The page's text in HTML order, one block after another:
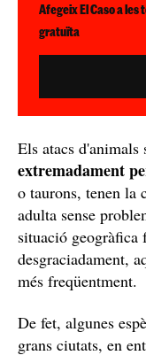
Afegeix El Caso a
gratuïta
Els atacs d'animals
extremadament
o taurons, tenen la
adulta sense
situació geogràfica
desgraciadament,
més freqüentment.
De fet, algunes
grans ciutats, en